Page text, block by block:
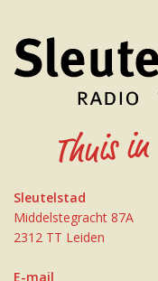
Sleutelstad
Middelstegracht 87A
2312 TT Leiden
E-mail